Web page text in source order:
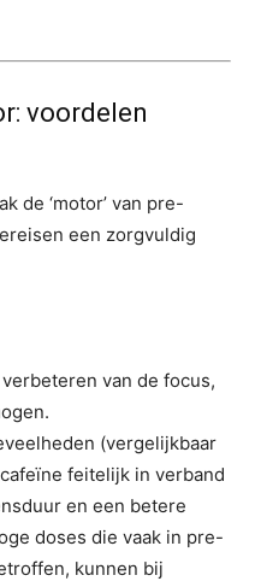
voordelen
de ‘motor’ van pre-
een zorgvuldig
van de focus,
(vergelijkbaar
feitelijk in verband
en een betere
doses die vaak in pre-
kunnen bij